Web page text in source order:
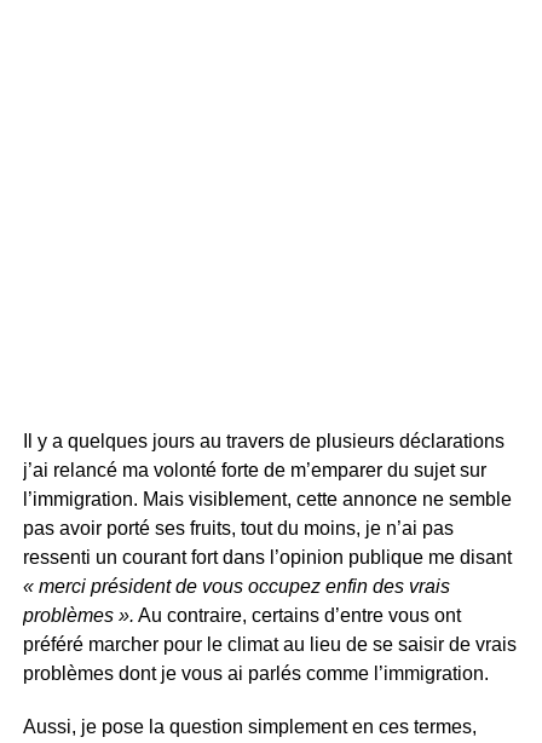
Il y a quelques jours au travers de plusieurs déclarations
j’ai relancé ma volonté forte de m’emparer du sujet sur
l’immigration. Mais visiblement, cette annonce ne semble
pas avoir porté ses fruits, tout du moins, je n’ai pas
ressenti un courant fort dans l’opinion publique me disant
« merci président de vous occupez enfin des vrais
problèmes ». Au contraire, certains d’entre vous ont
préféré marcher pour le climat au lieu de se saisir de vrais
problèmes dont je vous ai parlés comme l’immigration.
Aussi, je pose la question simplement en ces termes,